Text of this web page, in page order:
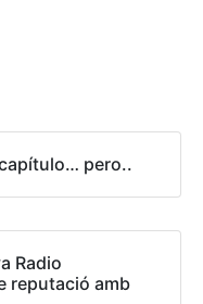
pero..
Radio
reputació amb